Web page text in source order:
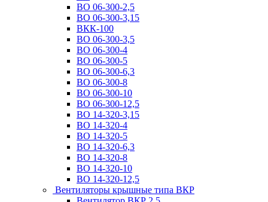
ВО 06-300-2,5
ВО 06-300-3,15
ВКК-100
ВО 06-300-3,5
ВО 06-300-4
ВО 06-300-5
ВО 06-300-6,3
ВО 06-300-8
ВО 06-300-10
ВО 06-300-12,5
ВО 14-320-3,15
ВО 14-320-4
ВО 14-320-5
ВО 14-320-6,3
ВО 14-320-8
ВО 14-320-10
ВО 14-320-12,5
Вентиляторы крышные типа ВКР